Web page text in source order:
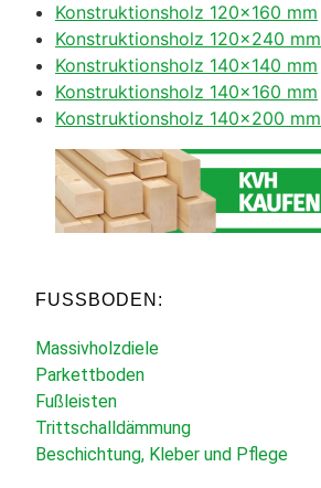
Konstruktionsholz 120×160 mm
Konstruktionsholz 120×240 mm
Konstruktionsholz 140×140 mm
Konstruktionsholz 140×160 mm
Konstruktionsholz 140×200 mm
FUSSBODEN:
Massivholzdiele
Parkettboden
Fußleisten
Trittschalldämmung
Beschichtung, Kleber und Pflege